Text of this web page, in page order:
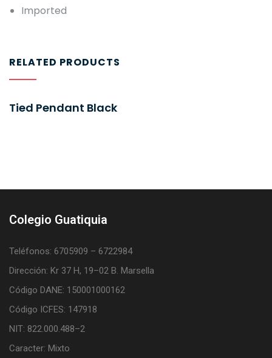
Imported
RELATED PRODUCTS
Tied Pendant Black
Colegio Guatiquia
Teléfonos: 6705909 – 6722984
Dirección: Kr 37 H, 19–02 B. Marsella
Código DANE: 150001000162
Código ICFES: 147918
NIT: 822.000.488–2
Caracter: Mixto